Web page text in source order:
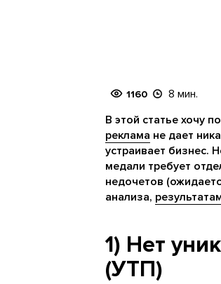
1160 8 мин.
В этой статье хочу
реклама не дает
устраивает бизнес.
медали требует
недочетов
анализа,
1) Нет
(УТП)